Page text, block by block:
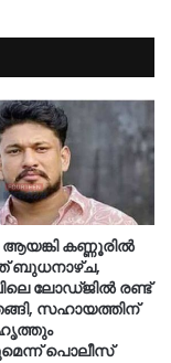
കണ്ണൂരിൽ
ബുധനാഴ്ച,
ലോഡ്ജിൽ രണ്ട്
സഹായത്തിന്
പൊലീസ്